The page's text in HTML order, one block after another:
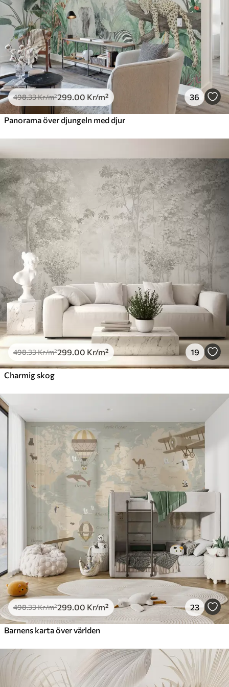
725.00435.00 /m²
Peel and Stick
900.00540.00Kr/m²
498.33Kr/m²299 .00 Kr/m² 36
Panorama över djungeln med djur
498.33Kr/m²299 .00 Kr/m² 19
Charmig skog
498.33Kr/m²299 .00 Kr/m² 23
Barnens karta över världen